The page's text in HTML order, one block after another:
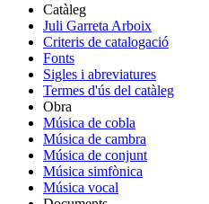
Catàleg
Juli Garreta Arboix
Criteris de catalogació
Fonts
Sigles i abreviatures
Termes d'ús del catàleg
Obra
Música de cobla
Música de cambra
Música de conjunt
Música simfònica
Música vocal